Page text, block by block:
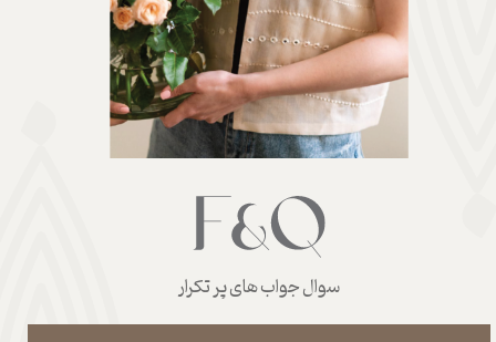
سوال جواب های پر تکرار